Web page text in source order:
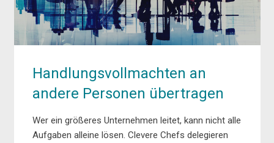
Handlungsvollmachten an
andere Personen übertragen
Wer ein größeres Unternehmen leitet, kann nicht alle
Aufgaben alleine lösen. Clevere Chefs delegieren